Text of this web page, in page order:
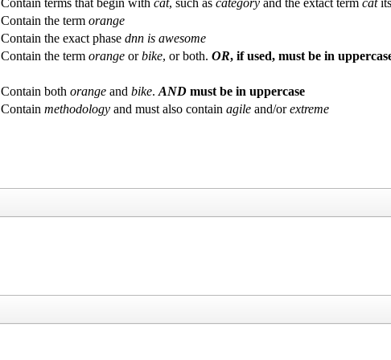
Contain terms that begin with cat, such as category and the extact term cat
Contain the term orange
Contain the exact phase dnn is awesome
Contain the term orange orbike, or both. OR, if used, must be in
Contain both orange and bike. AND must be in uppercase
Contain methodology and must also contain agile and/orextreme